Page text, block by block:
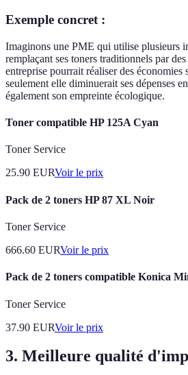
Exemple concret :
Imaginons une PME qui utilise plusieurs
remplaçant ses toners traditionnels par
entreprise pourrait réaliser des
seulement elle diminuerait ses dépenses
également son empreinte écologique.
Toner compatible HP 125A Cyan
Toner Service
25.90 EURVoir le prix
Pack de 2 toners HP 87 XL Noir
Toner Service
666.60 EURVoir le prix
Pack de 2 toners compatible Konica
Toner Service
37.90 EURVoir le prix
3. Meilleure qualité